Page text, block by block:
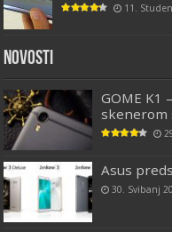
11.
Novosti
GOME K1
skenerom
Asus
30. Svibanj